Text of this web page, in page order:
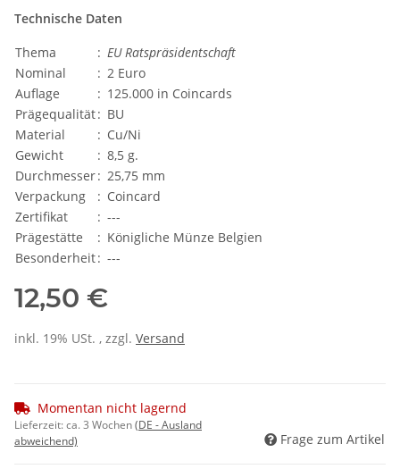
Technische Daten
Thema
: EU Ratspräsidentschaft
Nominal
: 2 Euro
Auflage
: 125.000 in Coincards
Prägequalität: BU
Material
: Cu/Ni
Gewicht
: 8,5 g.
Durchmesser: 25,75 mm
Verpackung
: Coincard
Zertifikat
: ---
Prägestätte
: Königliche Münze Belgien
Besonderheit: ---
12,50 €
inkl. 19% USt. , zzgl. Versand
Momentan nicht lagernd
Lieferzeit:ca. 3 Wochen(DE - Ausland
abweichend)
Frage zum Artikel